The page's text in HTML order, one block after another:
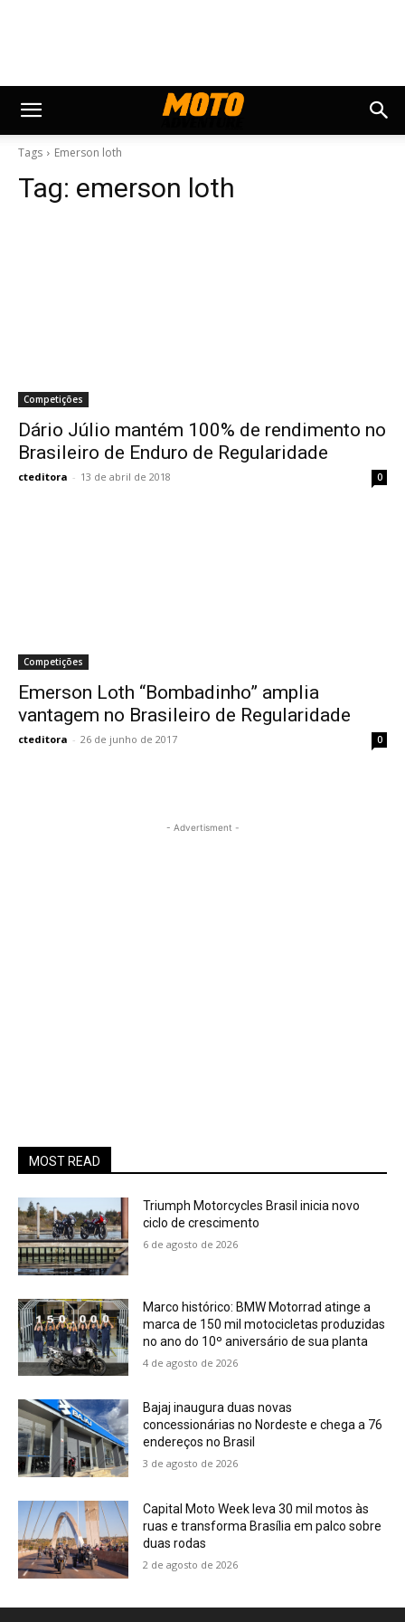
Tags Emerson loth
Tag: emerson loth
Competições
Dário Júlio mantém 100% de rendimento no
Brasileiro de Enduro de Regularidade
cteditora - 13 de abril de 2018 0
Competições
Emerson Loth “Bombadinho” amplia
vantagem no Brasileiro de Regularidade
cteditora - 26 de junho de 2017 0
- Advertisment -
MOST READ
Triumph Motorcycles Brasil inicia novo
ciclo de crescimento
6 de agosto de 2026
Marco histórico: BMW Motorrad atinge a
marca de 150 mil motocicletas produzidas
no ano do 10º aniversário de sua planta
4 de agosto de 2026
Bajaj inaugura duas novas
concessionárias no Nordeste e chega a 76
endereços no Brasil
3 de agosto de 2026
Capital Moto Week leva 30 mil motos às
ruas e transforma Brasília em palco sobre
duas rodas
2 de agosto de 2026